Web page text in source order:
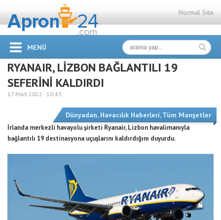
Normal Site
MENÜ
RYANAIR, LİZBON BAĞLANTILI 19
SEFERİNİ KALDIRDI
17 Mart 2022 - 10:43
Dünyadan, Havacılık Haberleri,Tüm Manşetler
İrlanda merkezli havayolu şirketi Ryanair, Lizbon havalimanıyla
bağlantılı 19 destinasyona uçuşlarını kaldırdığını duyurdu.